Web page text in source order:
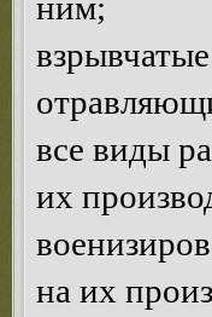
все виды
их
на их